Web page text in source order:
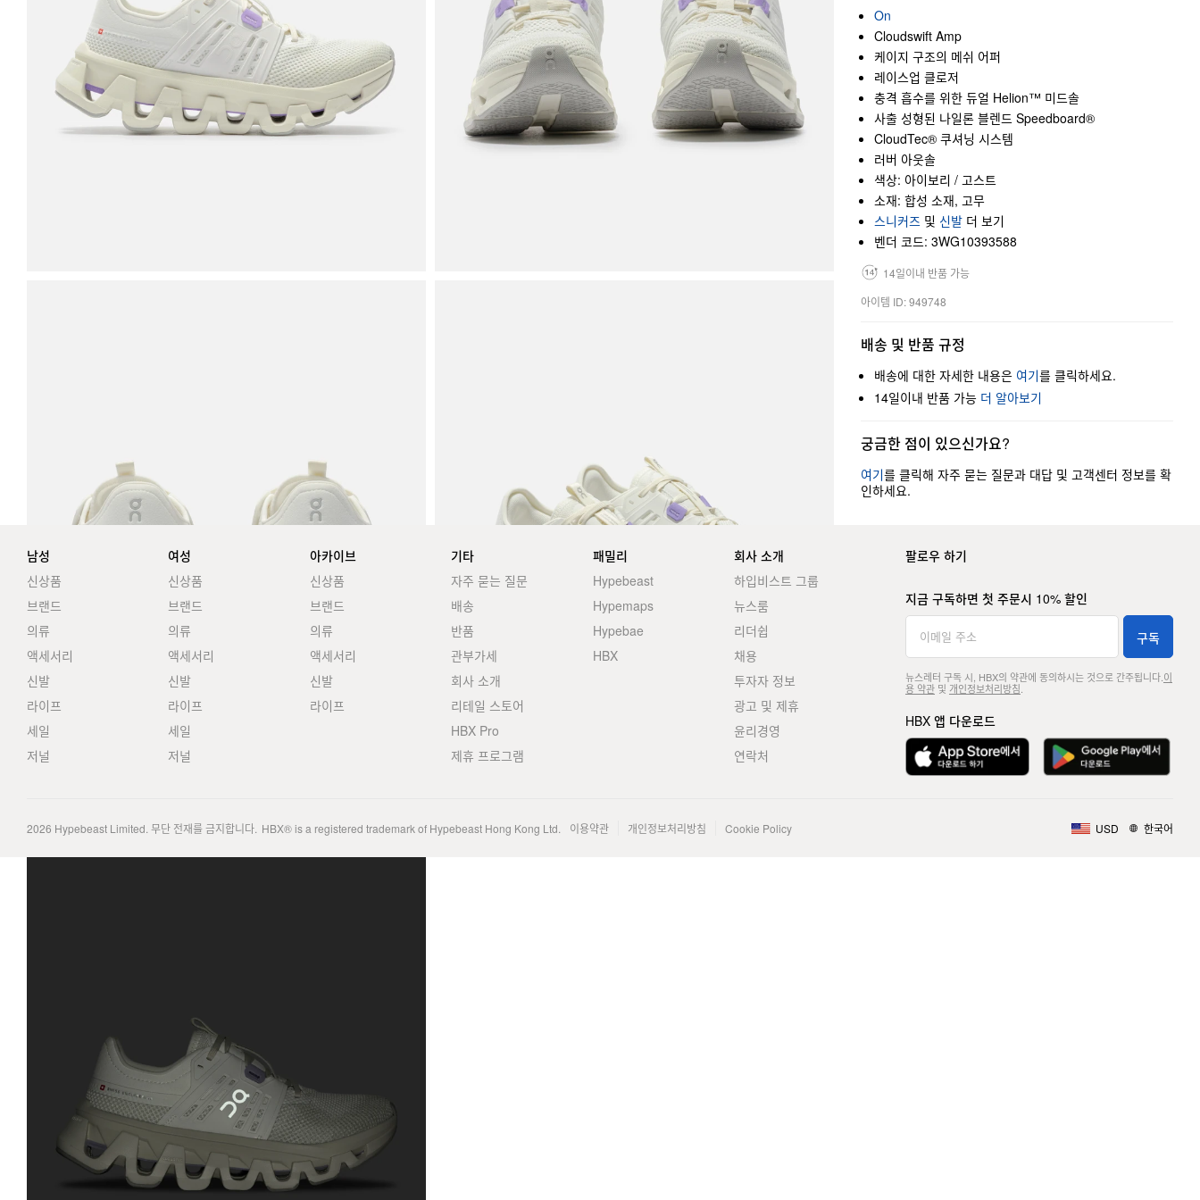
On
Cloudswift Amp
케이지 구조의 메쉬 어퍼
레이스업 클로저
충격 흡수를 위한 듀얼 Helion™ 미드솔
사출 성형된 나일론 블렌드 Speedboard®
CloudTec® 쿠셔닝 시스템
러버 아웃솔
색상: 아이보리 / 고스트
소재: 합성 소재, 고무
스니커즈 및 신발 더 보기
벤더 코드: 3WG10393588
14일이내 반품 가능
아이템 ID: 949748
배송 및 반품 규정
배송에 대한 자세한 내용은 여기를 클릭하세요.
14일이내 반품 가능 더 알아보기
궁금한 점이 있으신가요?
여기를 클릭해 자주 묻는 질문과 대답 및 고객센터 정보를 확
인하세요.
남성
신상품
브랜드
의류
액세서리
신발
라이프
세일
저널
여성
신상품
브랜드
의류
액세서리
신발
라이프
세일
저널
아카이브
신상품
브랜드
의류
액세서리
신발
라이프
기타
자주 묻는 질문
배송
반품
관부가세
회사 소개
리테일 스토어
HBX Pro
제휴 프로그램
패밀리
Hypebeast
Hypemaps
Hypebae
HBX
회사 소개
하입비스트 그룹
뉴스룸
리더쉽
채용
투자자 정보
광고 및 제휴
윤리경영
연락처
팔로우 하기
지금 구독하면 첫 주문시 10% 할인
구독
뉴스레터 구독 시, HBX의 약관에 동의하시는 것으로 간주됩니다. 이
용 약관및 개인정보처리방침
HBX 앱 다운로드
2026 Hypebeast Limited. 무단 전재를 금지합니다. HBX® is a registered trademark of Hypebeast Hong Kong Ltd. 이용약관 개인정보처리방침 Cookie Policy USD 한국어